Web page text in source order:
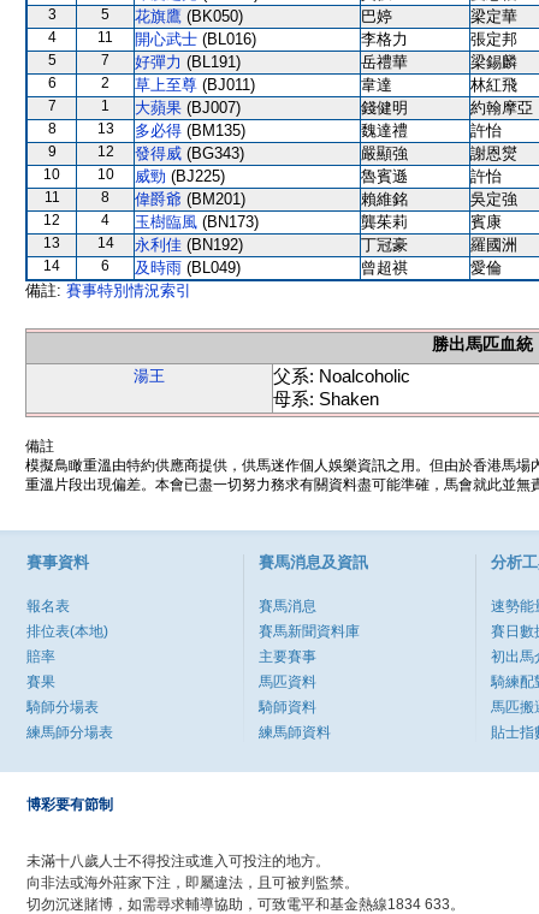
3 5 花旗鷹 (BK050) 巴婷 梁定華
4 11 開心武士 (BL016) 李格力 張定邦
5 7 好彈力 (BL191) 岳禮華 梁錫麟
6 2 草上至尊 (BJ011) 韋達 林紅飛
7 1 大蘋果 (BJ007) 錢健明 約翰摩亞
8 13 多必得 (BM135) 魏達禮 許怡
9 12 發得威 (BG343) 嚴顯強 謝恩爕
10 10 威勁 (BJ225) 魯賓遜 許怡
11 8 偉爵爺 (BM201) 賴維銘 吳定強
12 4 玉樹臨風 (BN173) 龔茱莉 賓康
13 14 永利佳 (BN192) 丁冠豪 羅國洲
14 6 及時雨 (BL049) 曾超祺
愛倫
備註: 賽事特別情況索引
勝出馬匹血統
湯王
父系: Noalcoholic
母系: Shaken
備註
模擬鳥瞰重溫由特約供應商提供，供馬迷作個人娛樂資訊之用。但由於香港馬
重溫片段出現偏差。本會已盡一切努力務求有關資料盡可能準確，馬會就此並
賽事資料
報名表
排位表(本地)
賠率
賽果
騎師分場表
練馬師分場表
賽馬消息及資訊
賽馬消息
賽馬新聞資料庫
主要賽事
馬匹資料
騎師資料
練馬師資料
分析
速勢能
賽日數
初出馬
騎練配
馬匹搬
貼士指
博彩要有節制
未滿十八歲人士不得投注或進入可投注的地方。
向非法或海外莊家下注，即屬違法，且可被判監禁。
切勿沉迷賭博，如需尋求輔導協助，可致電平和基金熱線1834 633。